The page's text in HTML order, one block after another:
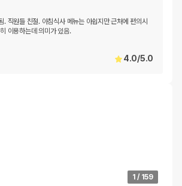
. 직원들 친절. 아침식사 메뉴는 아쉽지만 근처에 편의시
이용하는데 의미가 있음.
4.0/5.0
1 / 159